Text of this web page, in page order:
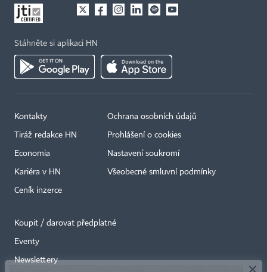
Stáhněte si aplikaci HN
Kontakty
Tiráž redakce HN
Economia
Kariéra v HN
Ceník inzerce
Ochrana osobních údajů
Prohlášení o cookies
Nastavení soukromí
Všeobecné smluvní podmínky
Koupit / darovat předplatné
Eventy
Newslettery